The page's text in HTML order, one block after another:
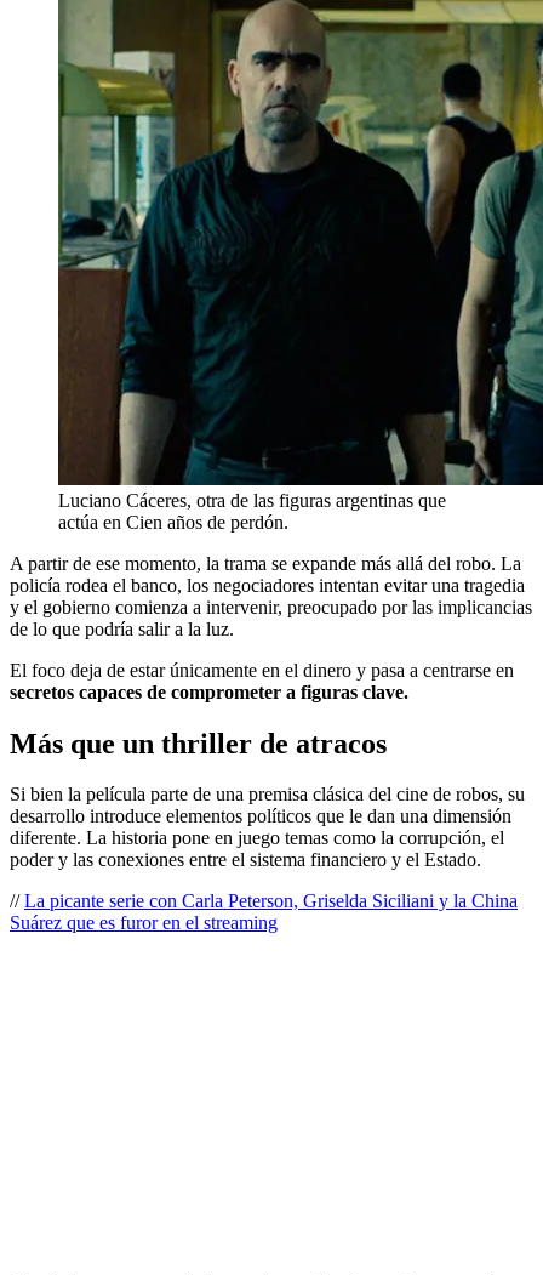
Luciano Cáceres, otra de las figuras argentinas que
actúa en Cien años de perdón.
A partir de ese momento, la trama se expande más allá del robo. La
policía rodea el banco, los negociadores intentan evitar una tragedia
y el gobierno comienza a intervenir, preocupado por las implicancias
de lo que podría salir a la luz.
El foco deja de estar únicamente en el dinero y pasa a centrarse en
secretos capaces de comprometer a figuras clave.
Más que un thriller de atracos
Si bien la película parte de una premisa clásica del cine de robos, su
desarrollo introduce elementos políticos que le dan una dimensión
diferente. La historia pone en juego temas como la corrupción, el
poder y las conexiones entre el sistema financiero y el Estado.
//La picante serie con Carla Peterson, Griselda Siciliani y la China
Suárez que es furor en el streaming